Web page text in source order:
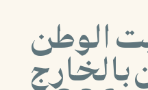
الوطن
بالخارج